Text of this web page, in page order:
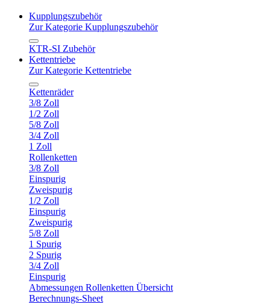
Kupplungszubehör
Zur Kategorie Kupplungszubehör
KTR-SI Zubehör
Kettentriebe
Zur Kategorie Kettentriebe
Kettenräder
3/8 Zoll
1/2 Zoll
5/8 Zoll
3/4 Zoll
1 Zoll
Rollenketten
3/8 Zoll
Einspurig
Zweispurig
1/2 Zoll
Einspurig
Zweispurig
5/8 Zoll
1 Spurig
2 Spurig
3/4 Zoll
Einspurig
Abmessungen Rollenketten Übersicht
Berechnungs-Sheet